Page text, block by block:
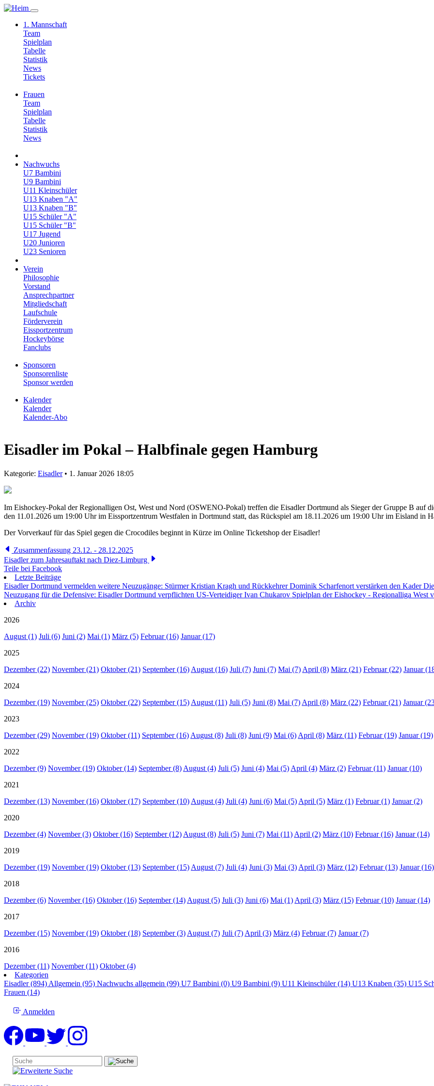
1. Mannschaft
Team
Spielplan
Tabelle
Statistik
News
Tickets
Frauen
Team
Spielplan
Tabelle
Statistik
News
Nachwuchs
U7 Bambini
U9 Bambini
U11 Kleinschüler
U13 Knaben "A"
U13 Knaben "B"
U15 Schüler "A"
U15 Schüler "B"
U17 Jugend
U20 Junioren
U23 Senioren
Verein
Philosophie
Vorstand
Ansprechpartner
Mitgliedschaft
Laufschule
Förderverein
Eissportzentrum
Hockeybörse
Fanclubs
Sponsoren
Sponsorenliste
Sponsor werden
Kalender
Kalender
Kalender-Abo
Eisadler im Pokal – Halbfinale gegen Hamburg
Kategorie: Eisadler• 1. Januar 2026 18:05
Im Eishockey-Pokal der Regionalligen Ost, West und Nord (OSWENO-Pokal) treffen die Eisadler Dortmund als Sieger der Gruppe B auf
den 11.01.2026 um 19:00 Uhr im Eissportzentrum Westfalen in Dortmund statt, das Rückspiel am 18.11.2026 um 19:00 Uhr im Eisland in
Der Vorverkauf für das Spiel gegen die Crocodiles beginnt in Kürze im Online Ticketshop der Eisadler!
Zusammenfassung 23.12. - 28.12.2025
Eisadler zum Jahresauftakt nach Diez-Limburg
Teile bei Facebook
Letzte Beiträge
Eisadler Dortmund vermelden weitere Neuzugänge: Stürmer Kristian Kragh und Rückkehrer Dominik Scharfenort verstärken den Kader
Neuzugang für die Defensive: Eisadler Dortmund verpflichten US-Verteidiger Ivan Chukarov Spielplan der Eishockey - Regionalliga West
Archiv
2026
August (1) Juli (6) Juni (2) Mai (1) März (5) Februar (16) Januar (17)
2025
Dezember (22) November (21) Oktober (21) September (16) August (16) Juli (7) Juni (7) Mai (7) April (8) März (21) Februar (22) Januar
2024
Dezember (19) November (25) Oktober (22) September (15) August (11) Juli (5) Juni (8) Mai (7) April (8) März (22) Februar (21) Januar
2023
Dezember (29) November (19) Oktober (11) September (16) August (8) Juli (8) Juni (9) Mai (6) April (8) März (11) Februar (19) Januar (19)
2022
Dezember (9) November (19) Oktober (14) September (8) August (4) Juli (5) Juni (4) Mai (5) April (4) März (2) Februar (11) Januar (10)
2021
Dezember (13) November (16) Oktober (17) September (10) August (4) Juli (4) Juni (6) Mai (5) April (5) März (1) Februar (1) Januar (2)
2020
Dezember (4) November (3) Oktober (16) September (12) August (8) Juli (5) Juni (7) Mai (11) April (2) März (10) Februar (16) Januar (14)
2019
Dezember (19) November (19) Oktober (13) September (15) August (7) Juli (4) Juni (3) Mai (3) April (3) März (12) Februar (13) Januar (16)
2018
Dezember (6) November (16) Oktober (16) September (14) August (5) Juli (3) Juni (6) Mai (1) April (3) März (15) Februar (10) Januar (14)
2017
Dezember (15) November (19) Oktober (18) September (3) August (7) Juli (7) April (3) März (4) Februar (7) Januar (7)
2016
Dezember (11) November (11) Oktober (4)
Kategorien
Eisadler (894) Allgemein (95) Nachwuchs allgemein (99) U7 Bambini (0) U9 Bambini (9) U11 Kleinschüler (14) U13 Knaben (35) U15
Frauen (14)
Anmelden